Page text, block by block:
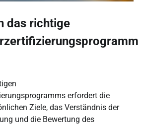
das richtige
erfordert die
Ziele, das Verständnis der
und die Bewertung des